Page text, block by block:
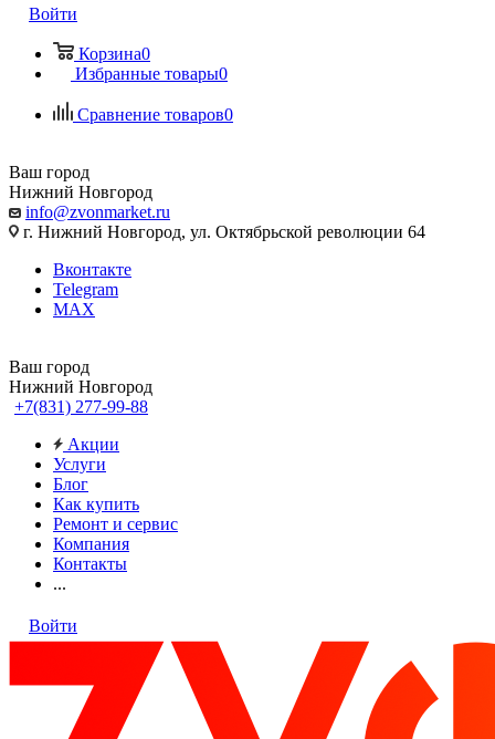
Войти
Корзина0
Избранные товары0
Сравнение товаров0
Ваш город
Нижний Новгород
info@zvonmarket.ru
г. Нижний Новгород, ул. Октябрьской революции 64
Вконтакте
Telegram
MAX
Ваш город
Нижний Новгород
+7(831) 277-99-88
Акции
Услуги
Блог
Как купить
Ремонт и сервис
Компания
Контакты
...
Войти